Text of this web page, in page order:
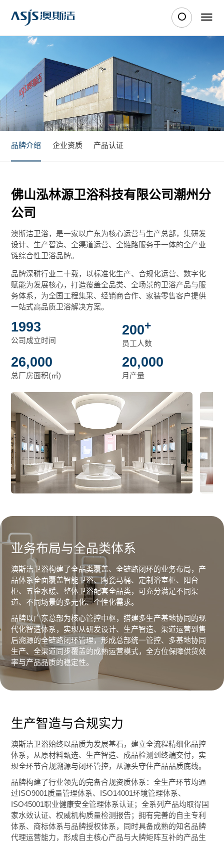
品牌介绍 企业资质 产品认证
佛山泓林源卫浴科技有限公司潮州分
公司
澳斯洁卫浴，是一家以广东为核心运营与生产总部，集研发
设计、生产智造、全渠道运营、全链路服务于一体的全产业
链综合性卫浴品牌。
品牌深耕行业二十载，以标准化生产、合规化运营、数字化
赋能为发展核心，打造覆盖全品类、全场景的卫浴产品与服
务体系，为全国工程集采、经销商合作、家装零售客户提供
一站式高品质卫浴解决方案。
1993
公司成立时间
200+
员工人数
26,000
总厂房面积(㎡)
20,000
月产量
业务布局与全品类体系
澳斯洁卫浴构建了全品类覆盖、全链路闭环的业务布局，产
品体系全面覆盖智能卫浴、陶瓷马桶、定制浴室柜、阳台
柜、五金水暖、整体卫浴配套全品类，可充分满足不同渠
道、不同场景的多元化、个性化需求。
品牌以广东总部为核心管控中枢，搭建多生产基地协同的现
代化智造体系，实现从研发设计、生产智造、渠道运营到售
后溯源的全链路闭环管理，形成总部统一管控、多基地协同
生产、全渠道同步覆盖的成熟运营模式，全方位保障供货效
率与产品品质的稳定性。
生产智造与合规实力
澳斯洁卫浴始终以品质为发展基石，建立全流程精细化品控
体系，从原材料甄选、生产智造、成品检测到终端交付，实
现全环节合规溯源与闭环管控，从源头守住产品品质底线。
品牌构建了行业领先的完备合规资质体系：全生产环节均通
过ISO9001质量管理体系、ISO14001环境管理体系、
ISO45001职业健康安全管理体系认证；全系列产品均取得国
家水效认证、权威机构质量检测报告；拥有完善的自主专利
体系、商标体系与品牌授权体系，同时具备成熟的知名品牌
代理运营能力，形成自主核心产品与大牌矩阵互补的产品生